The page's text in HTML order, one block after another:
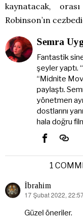
kaynatacak,
Robinson’ın
Semra
Fantastik
şeyler yaptı.
“Midnite
paylaştı.
yönetmen
dostlarını
hala doğru
1
İbrahim
dedi
17 Şubat 2022,
Güzel öneriler.